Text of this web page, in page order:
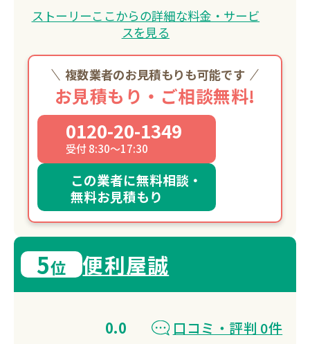
ストーリーここからの詳細な料金・サービ
スを見る
複数業者のお見積もりも可能です
お見積もり・ご相談無料!
0120-20-1349
受付 8:30～17:30
この業者に無料相談・
無料お見積もり
5位 便利屋誠
0.0
口コミ・評判 0件